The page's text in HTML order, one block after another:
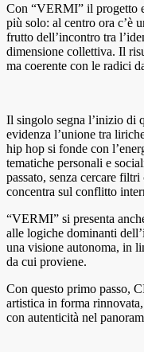
Con “VERMI” il progetto
più solo: al centro ora c’è
frutto dell’incontro tra
dimensione collettiva. Il
ma coerente con le radici
Il singolo segna l’inizio di
evidenza l’unione tra
hip hop si fonde con
tematiche personali e
passato, senza cercare
concentra sul conflitto
“VERMI” si presenta
alle logiche dominanti
una visione autonoma, in
da cui proviene.
Con questo primo passo,
artistica in forma
con autenticità nel